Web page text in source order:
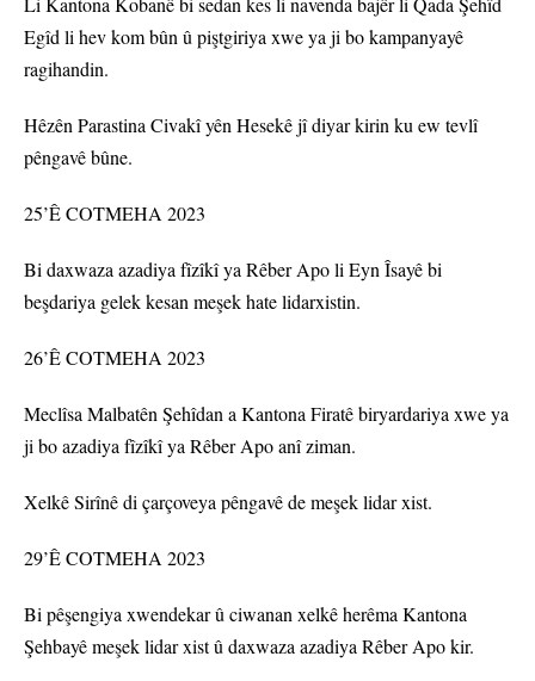
Egîd li hev kom bûn û piştgiriya xwe ya ji bo kampanyayê
ragihandin.
Hêzên Parastina Civakî yên Hesekê jî diyar kirin ku ew tevlî
pêngavê bûne.
25’Ê COTMEHA 2023
Bi daxwaza azadiya fîzîkî ya Rêber Apo li Eyn Îsayê bi
beşdariya gelek kesan meşek hate lidarxistin.
26’Ê COTMEHA 2023
Meclîsa Malbatên Şehîdan a Kantona Firatê biryardariya xwe ya
ji bo azadiya fîzîkî ya Rêber Apo anî ziman.
Xelkê Sirînê di çarçoveya pêngavê de meşek lidar xist.
29’Ê COTMEHA 2023
Bi pêşengiya xwendekar û ciwanan xelkê herêma Kantona
Şehbayê meşek lidar xist û daxwaza azadiya Rêber Apo kir.